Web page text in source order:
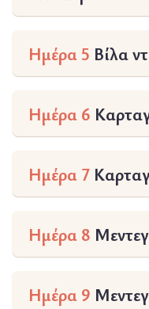
Ημέρα 5 Βίλα
Ημέρα 6
Ημέρα 7
Ημέρα 8
Ημέρα 9